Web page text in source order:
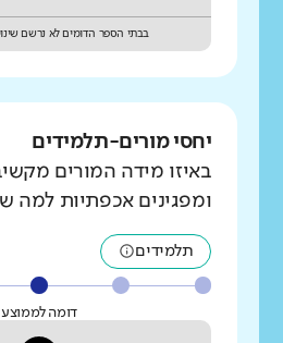
בבתי הספר הדומים לא נרשם
יחסי מורים-תלמידים
באיזו מידה המורים
ומפגינים אכפתיות למה
תלמידים
דומה לממוצע